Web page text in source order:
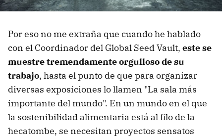
Por eso no me extraña que cuando he hablado
con el Coordinador del Global Seed Vault, este se
muestre tremendamente orgulloso de su
trabajo, hasta el punto de que para organizar
diversas exposiciones lo llamen "La sala más
importante del mundo". En un mundo en el que
la sostenibilidad alimentaria está al filo de la
hecatombe, se necesitan proyectos sensatos